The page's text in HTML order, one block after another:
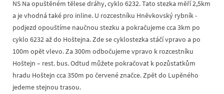
NS Na opuštěném tělese dráhy, cyklo 6232. Tato stezka měří 2,5km
a je vhodná také pro inline. U rozcestníku Hněvkovský rybník -
podjezd opouštíme naučnou stezku a pokračujeme cca 3km po
cyklo 6232 až do Hoštejna. Zde se cyklostezka stáčí vpravo a po
100m opět vlevo. Za 300m odbočujeme vpravo k rozcestníku
Hoštejn – rest. bus. Odtud můžete pokračovat k pozůstatkům
hradu Hoštejn cca 350m po červené značce. Zpět do Lupěného
jedeme stejnou trasou.